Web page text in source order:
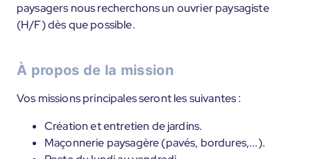
paysagers nous recherchons un ouvrier paysagiste
(H/F) dès que possible.
À propos de la mission
Vos missions principales seront les suivantes :
Création et entretien de jardins.
Maçonnerie paysagère (pavés, bordures,...).